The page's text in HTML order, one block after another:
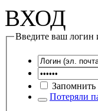
ВХОД
Введите ваш логин
Запомнить
Потеряли